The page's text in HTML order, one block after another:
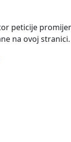
peticije
na ovoj stranici.